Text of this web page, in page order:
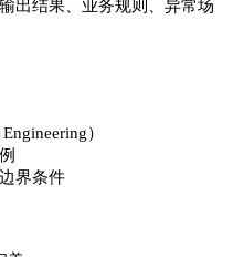
出结果、业务规则、异常场
）
界条件